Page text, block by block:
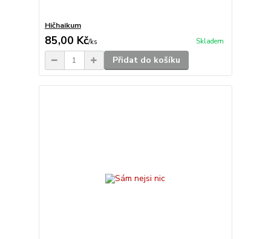
Hičhaikum
85,00 Kč/ks Skladem
Přidat do košíku